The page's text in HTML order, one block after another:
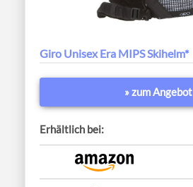
Giro Unisex Era MIPS Skihelm*
» zum Angebot
Erhältlich bei: